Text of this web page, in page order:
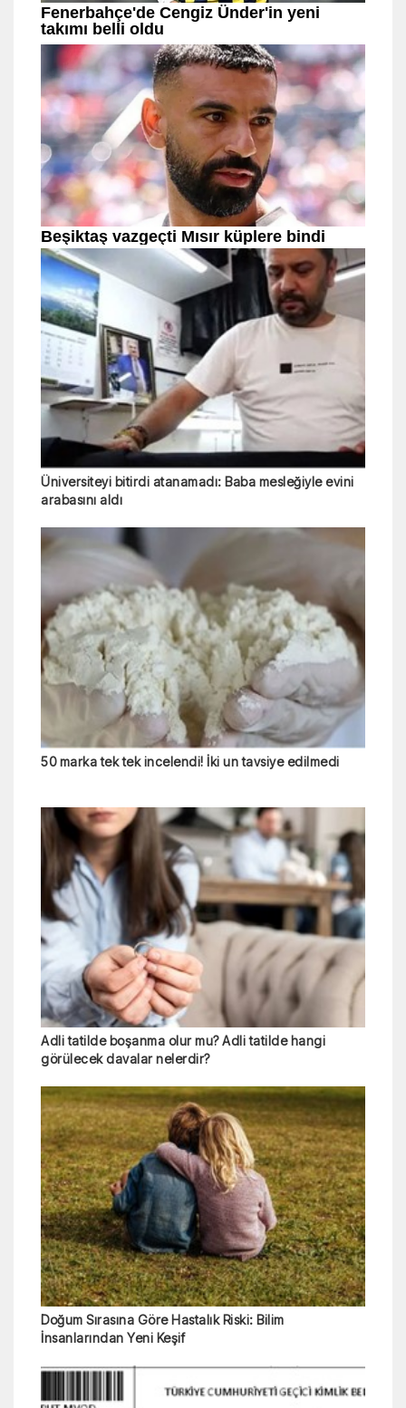
Üniversiteyi bitirdi atanamadı: Baba mesleğiyle evini
arabasını aldı
50 marka tek tek incelendi! İki un tavsiye edilmedi
Adli tatilde boşanma olur mu? Adli tatilde hangi
görülecek davalar nelerdir?
Doğum Sırasına Göre Hastalık Riski: Bilim
İnsanlarından Yeni Keşif